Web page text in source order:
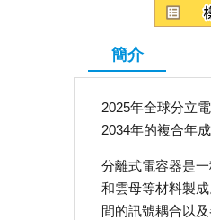
簡介
2025年全球分立
2034年的複合年
分離式電容器是
和雲母等材料製
間的訊號耦合以